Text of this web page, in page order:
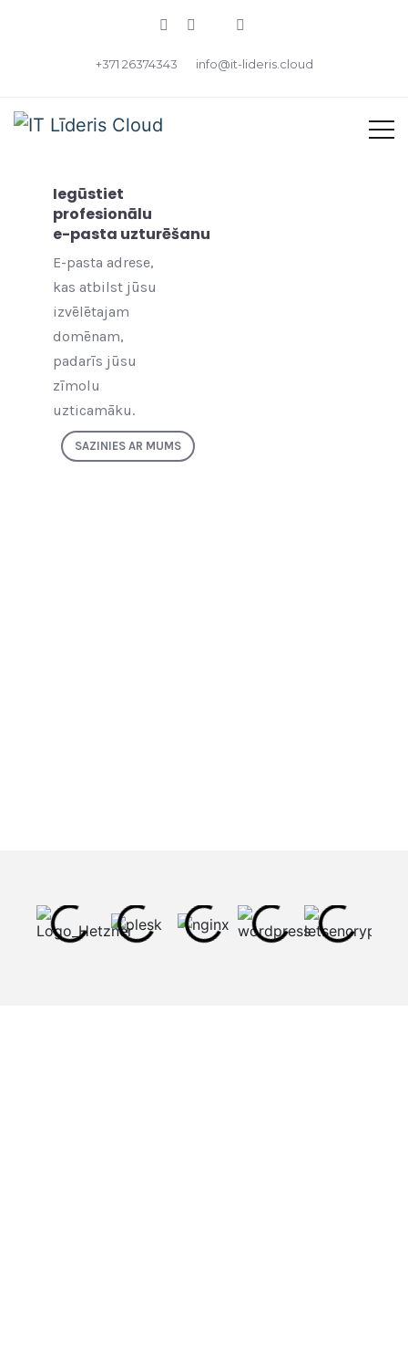
+371 26374343 info@it-lideris.cloud
Iegūstiet
profesionālu
e-pasta uzturēšanu
E-pasta adrese,
kas atbilst jūsu
izvēlētajam
domēnam,
padarīs jūsu
zīmolu
uzticamāku.
SAZINIES AR MUMS